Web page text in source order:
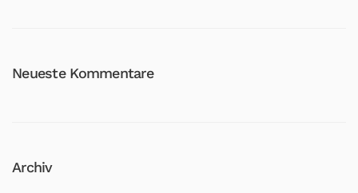
Neueste Kommentare
Archiv